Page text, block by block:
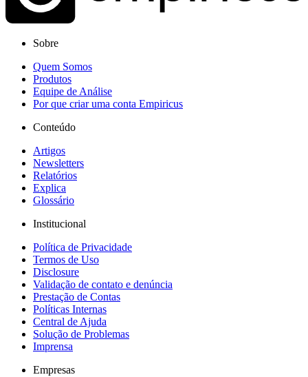
Sobre
Quem Somos
Produtos
Equipe de Análise
Por que criar uma conta Empiricus
Conteúdo
Artigos
Newsletters
Relatórios
Explica
Glossário
Institucional
Política de Privacidade
Termos de Uso
Disclosure
Validação de contato e denúncia
Prestação de Contas
Políticas Internas
Central de Ajuda
Solução de Problemas
Imprensa
Empresas